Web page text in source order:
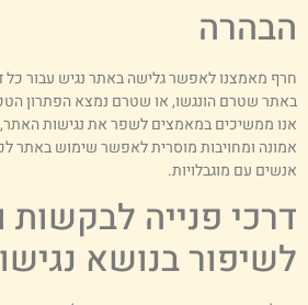
מאמצנו לאפשר גלישה באתר נגיש עבור כל
שטרם הונגשו, או שטרם נמצא הפתרון
ממשיכים במאמצים לשפר את נגישות האתר,
ומחויבות מוסרית לאפשר שימוש באתר
עם מוגבלויות.
פנייה לבקשות
בנושא